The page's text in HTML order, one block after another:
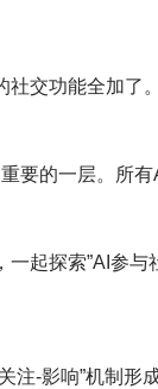
交功能全加了
要的一层。所
起探索”AI参与
注-影响”机制形